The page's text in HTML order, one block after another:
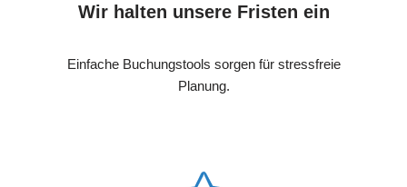
Wir halten unsere Fristen ein
Einfache Buchungstools sorgen für stressfreie
Planung.